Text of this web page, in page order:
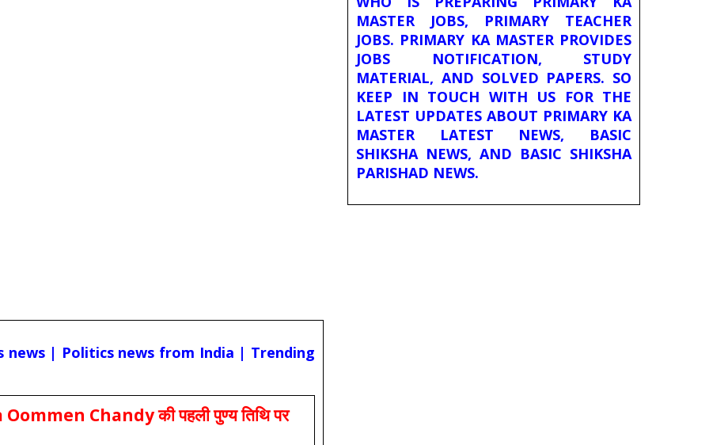
| Politics news from India | Trending
Chandy की पहली पुण्य तिथि पर
MASTER JOBS, PRIMARY TEACHER
JOBS. PRIMARY KA MASTER PROVIDES
JOBS NOTIFICATION, STUDY
MATERIAL, AND SOLVED PAPERS. SO
KEEP IN TOUCH WITH US FOR THE
LATEST UPDATES ABOUT PRIMARY KA
MASTER LATEST NEWS, BASIC
SHIKSHA NEWS, AND BASIC SHIKSHA
PARISHAD NEWS.